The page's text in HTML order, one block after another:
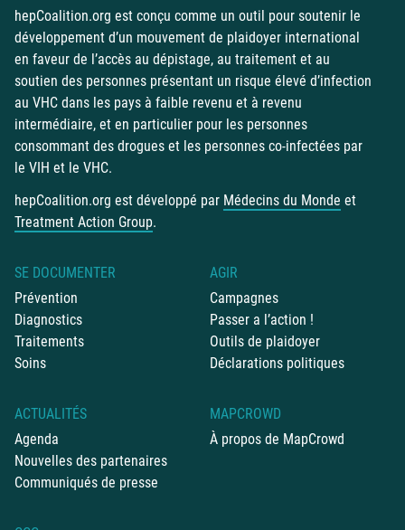
hepCoalition.org est conçu comme un outil pour soutenir le
développement d’un mouvement de plaidoyer international
en faveur de l’accès au dépistage, au traitement et au
soutien des personnes présentant un risque élevé d’infection
au VHC dans les pays à faible revenu et à revenu
intermédiaire, et en particulier pour les personnes
consommant des drogues et les personnes co-infectées par
le VIH et le VHC.
hepCoalition.org est développé par Médecins du Monde et
Treatment Action Group.
SE DOCUMENTER
Prévention
Diagnostics
Traitements
Soins
AGIR
Campagnes
Passer a l’action !
Outils de plaidoyer
Déclarations politiques
ACTUALITÉS
Agenda
Nouvelles des partenaires
Communiqués de presse
MAPCROWD
À propos de MapCrowd